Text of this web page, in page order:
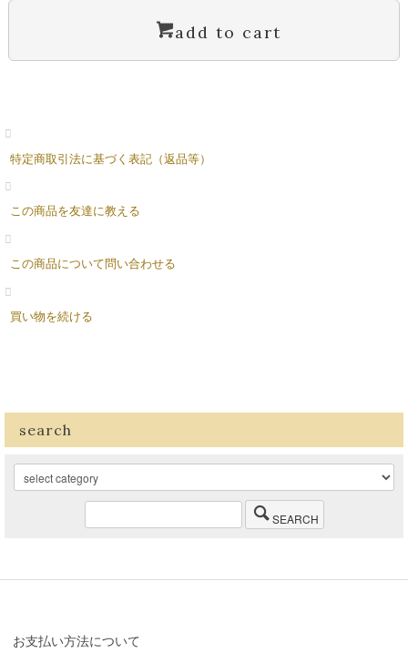
add to cart
特定商取引法に基づく表記（返品等）
この商品を友達に教える
この商品について問い合わせる
買い物を続ける
search
SEARCH
お支払い方法について